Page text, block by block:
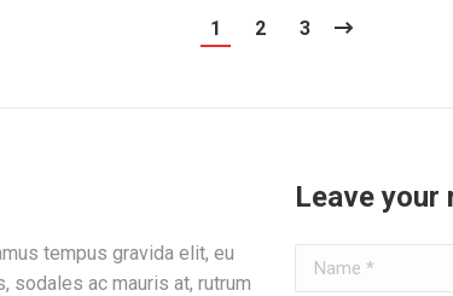
1 2 3
tempus gravida elit, eu
sodales ac mauris at, rutrum
Leave your
Name *